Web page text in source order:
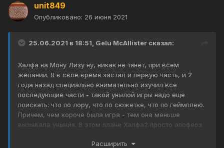
unit849
Опубликовано: 26 июня 2021
25.06.2021 в 18:51, Gelu McAllister сказал:
Халфа на Мону Лизу ну, никак не тянет, при всем
желании. Я в свое время застал и первую часть, и 2
года назад специально внимательно изучил все
последующие части - такой унылой игры надо еще
поискать: что по лору, что по сюжетке, что по геймплею.
Причем, чем короче была игра - тем она меньше
вызывала уныния. В этом плане Халфа2 просто апофеоз
игру, которую бы я проходил настолько через силу с
Расширить